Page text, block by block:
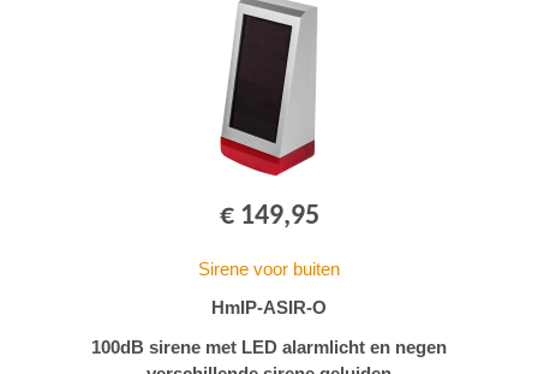
€ 149,95
Sirene voor buiten
HmIP-ASIR-O
100dB sirene met LED alarmlicht en negen